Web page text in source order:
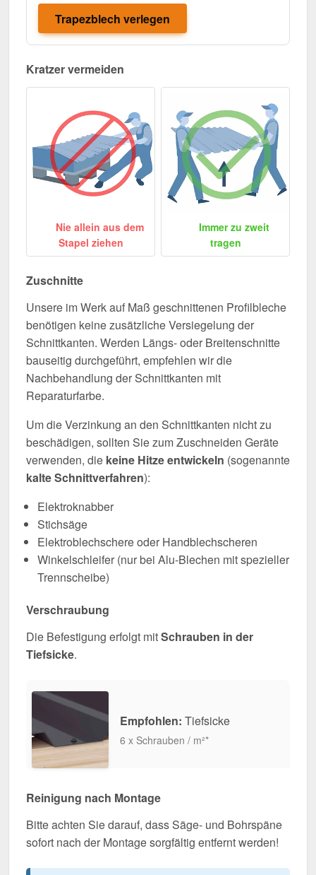
Trapezblech verlegen
Kratzer vermeiden
Nie allein aus dem
Stapel ziehen
Immer zu zweit
tragen
Zuschnitte
Unsere im Werk auf Maß geschnittenen Profilbleche
benötigen keine zusätzliche Versiegelung der
Schnittkanten. Werden Längs- oder Breitenschnitte
bauseitig durchgeführt, empfehlen wir die
Nachbehandlung der Schnittkanten mit
Reparaturfarbe.
Um die Verzinkung an den Schnittkanten nicht zu
beschädigen, sollten Sie zum Zuschneiden Geräte
verwenden, die keine Hitze entwickeln (sogenannte
kalte Schnittverfahren):
Elektroknabber
Stichsäge
Elektroblechschere oder Handblechscheren
Winkelschleifer (nur bei Alu-Blechen mit spezieller
Trennscheibe)
Verschraubung
Die Befestigung erfolgt mitSchrauben in der
Tiefsicke.
Empfohlen: Tiefsicke
6 x Schrauben / m²*
Reinigung nach Montage
Bitte achten Sie darauf, dass Säge- und Bohrspäne
sofort nach der Montage sorgfältig entfernt werden!